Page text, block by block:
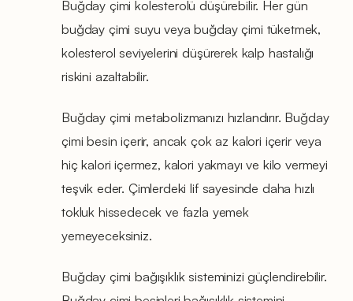
Buğday çimi kolesterolü düşürebilir. Her gün
buğday çimi suyu veya buğday çimi tüketmek,
kolesterol seviyelerini düşürerek kalp hastalığı
riskini azaltabilir.
Buğday çimi metabolizmanızı hızlandırır. Buğday
çimi besin içerir, ancak çok az kalori içerir veya
hiç kalori içermez, kalori yakmayı ve kilo vermeyi
teşvik eder. Çimlerdeki lif sayesinde daha hızlı
tokluk hissedecek ve fazla yemek
yemeyeceksiniz.
Buğday çimi bağışıklık sisteminizi güçlendirebilir.